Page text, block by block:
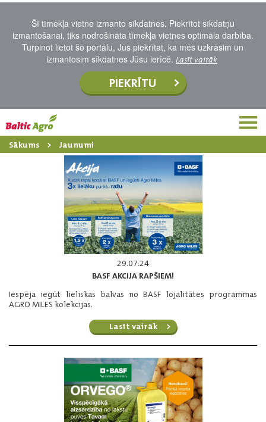
Šī tīmekļa vietne izmanto sīkdatnes. Piekrītot sīkdatņu
izmantošanai, tiks nodrošināta tīmekļa vietnes optimāla darbība.
Turpinot lietot šo portālu, Jūs piekrītat, ka mēs uzkrāsim un
izmantosim sīkdatnes Jūsu ierīcē. Lasīt vairāk
PIEKRĪTU
Sākums Jaunumi
29.07.24
BASF AKCIJA RAPŠIEM!
Iespēja iegūt lieliskas balvas no BASF lojalitātes programmas
AGRO MILES kolekcijas.
Lasīt vairāk